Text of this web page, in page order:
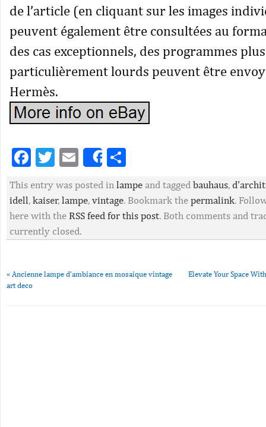
de l’article (en cliquant sur les images
peuvent également être consultées au
des cas exceptionnels, des programmes
particulièrement lourds peuvent être
Hermès.
Facebook
Twitter
EmailShare
This entry was posted in lampe and tagged bauhaus,
idell, kaiser, lampe, vintage. Bookmark the permalink.
here with the RSS feed for this post. Both comments and
currently closed.
« Ancienne lampe d’ambiance en mosaique vintage
art deco
Elevate Your Space